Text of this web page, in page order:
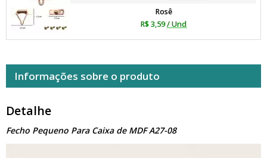
Rosê
R$ 3,59/ Und
Informações sobre o produto
Detalhe
Fecho Pequeno Para Caixa de MDF A27-08